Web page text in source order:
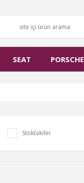
SEAT PORSCHE
Stoktakiler